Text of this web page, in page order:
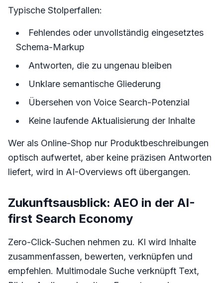
Typische Stolperfallen:
Fehlendes oder unvollständig eingesetztes
Schema-Markup
Antworten, die zu ungenau bleiben
Unklare semantische Gliederung
Übersehen von Voice Search-Potenzial
Keine laufende Aktualisierung der Inhalte
Wer als Online-Shop nur Produktbeschreibungen
optisch aufwertet, aber keine präzisen Antworten
liefert, wird in AI-Overviews oft übergangen.
Zukunftsausblick: AEO in der AI-
first Search Economy
Zero-Click-Suchen nehmen zu. KI wird Inhalte
zusammenfassen, bewerten, verknüpfen und
empfehlen. Multimodale Suche verknüpft Text,